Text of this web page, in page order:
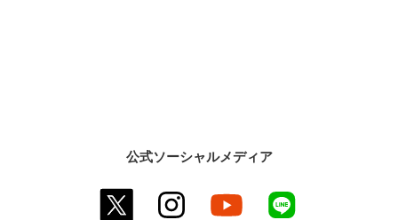
公式ソーシャルメディア
twitter instagram youtube